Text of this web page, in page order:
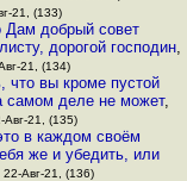
21, (133)
добрый совет
дорогой господин,
21, (134)
что вы кроме пустой
самом деле не может,
21, (135)
в каждом своём
же и убедить, или
Авг-21, (136)